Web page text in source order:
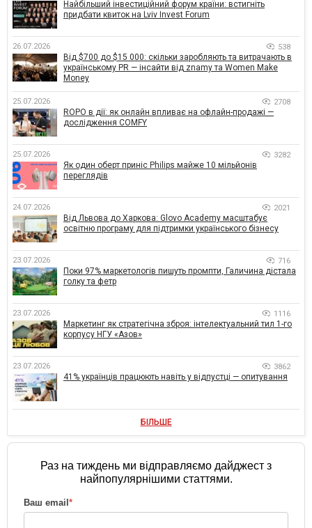
Найбільший інвестиційний форум країни: встигніть
придбати квиток на Lviv Invest Forum
26.07.2026 538
Від $700 до $15 000: скільки заробляють та витрачають в
українському PR — інсайти від znamy та Women Make
Money
25.07.2026 2708
ROPO в дії: як онлайн впливає на офлайн-продажі —
дослідження COMFY
25.07.2026 3282
Як один оберт приніс Philips майже 10 мільйонів
переглядів
24.07.2026 2021
Від Львова до Харкова: Glovo Academy масштабує
освітню програму для підтримки українського бізнесу
23.07.2026 716
Поки 97% маркетологів пишуть промпти, Галичина дістала
голку та фетр
23.07.2026 1116
Маркетинг як стратегічна зброя: інтелектуальний тил 1-го
корпусу НГУ «Азов»
23.07.2026 3862
41% українців працюють навіть у відпустці — опитування
БІЛЬШЕ
Раз на тиждень ми відправляємо дайджест з
найпопулярнішими статтями.
Ваш email *